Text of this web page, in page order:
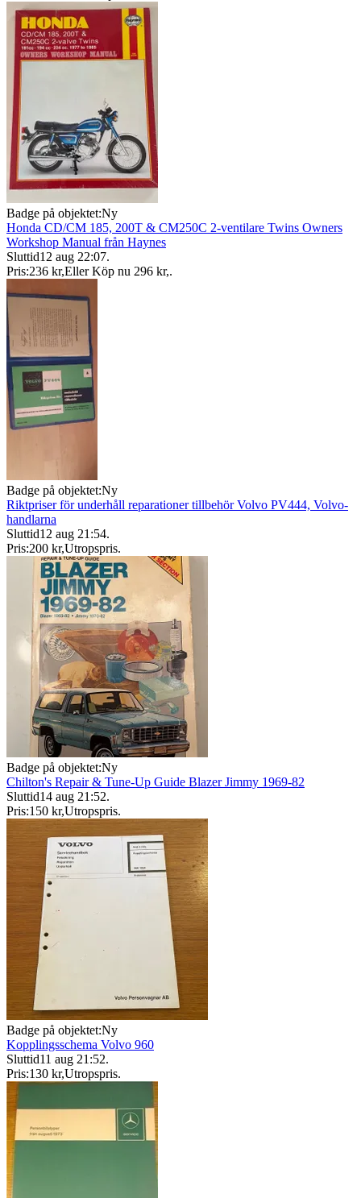
Badge på objektet:Ny
Honda CD/CM 185, 200T & CM250C 2-ventilare Twins Owners
Workshop Manual från Haynes
Sluttid12 aug 22:07.
Pris:236 kr,Eller Köp nu 296 kr,.
Badge på objektet:Ny
Riktpriser för underhåll reparationer tillbehör Volvo PV444, Volvo-
handlarna
Sluttid12 aug 21:54.
Pris:200 kr,Utropspris.
Badge på objektet:Ny
Chilton's Repair & Tune-Up Guide Blazer Jimmy 1969-82
Sluttid14 aug 21:52.
Pris:150 kr,Utropspris.
Badge på objektet:Ny
Kopplingsschema Volvo 960
Sluttid11 aug 21:52.
Pris:130 kr,Utropspris.